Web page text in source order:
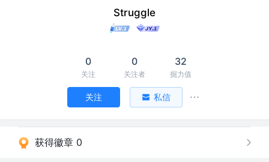
Struggle
0
关注
0
关注者
32
掘力值
关注 私信
获得徽章 0